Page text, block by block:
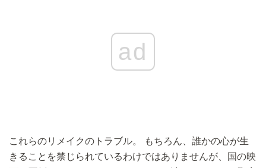
ad
これらのリメイクのトラブル。 もちろん、誰かの心が生
きることを禁じられているわけではありませんが、国の映